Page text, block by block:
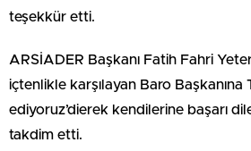
teşekkür etti.
ARSİADER Başkanı Fatih Fahri
içtenlikle karşılayan Baro Başkanına
ediyoruz’dierek kendilerine başarı
takdim etti.